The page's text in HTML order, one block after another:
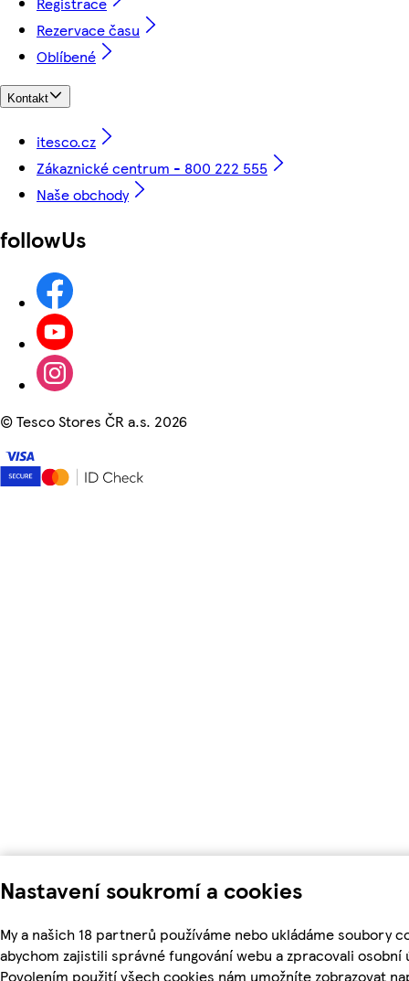
Nastavení soukromí a cookies
My a našich 18 partnerů používáme nebo ukládáme soubory
abychom zajistili správné fungování webu a zpracovali osobní
Povolením použití všech cookies nám umožníte zobrazovat
Rezervace času
Oblíbené
Kontakt
itesco.cz
Zákaznické centrum - 800 222 555
Naše obchody
followUs
©Tesco Stores ČR a.s. 2026